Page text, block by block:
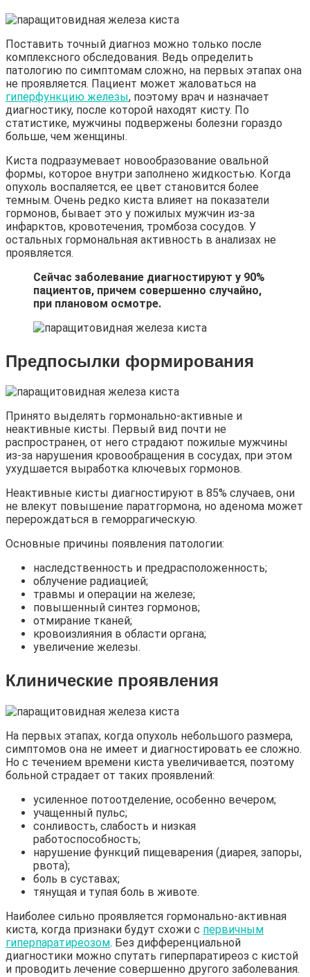
Поставить точный диагноз можно только после
комплексного обследования. Ведь определить
патологию по симптомам сложно, на первых этапах она
не проявляется. Пациент может жаловаться на
гиперфункцию железы, поэтому врач и назначает
диагностику, после которой находят кисту. По
статистике, мужчины подвержены болезни гораздо
больше, чем женщины.
Киста подразумевает новообразование овальной
формы, которое внутри заполнено жидкостью. Когда
опухоль воспаляется, ее цвет становится более
темным. Очень редко киста влияет на показатели
гормонов, бывает это у пожилых мужчин из-за
инфарктов, кровотечения, тромбоза сосудов. У
остальных гормональная активность в анализах не
проявляется.
Сейчас заболевание диагностируют у 90%
пациентов, причем совершенно случайно,
при плановом осмотре.
Предпосылки формирования
Принято выделять гормонально-активные и
неактивные кисты. Первый вид почти не
распространен, от него страдают пожилые мужчины
из-за нарушения кровообращения в сосудах, при этом
ухудшается выработка ключевых гормонов.
Неактивные кисты диагностируют в 85% случаев, они
не влекут повышение паратгормона, но аденома может
перерождаться в геморрагическую.
Основные причины появления патологии:
наследственность и предрасположенность;
облучение радиацией;
травмы и операции на железе;
повышенный синтез гормонов;
отмирание тканей;
кровоизлияния в области органа;
увеличение железы.
Клинические проявления
На первых этапах, когда опухоль небольшого размера,
симптомов она не имеет и диагностировать ее сложно.
Но с течением времени киста увеличивается, поэтому
больной страдает от таких проявлений:
усиленное потоотделение, особенно вечером;
учащенный пульс;
сонливость, слабость и низкая
работоспособность;
нарушение функций пищеварения (диарея, запоры,
рвота);
боль в суставах;
тянущая и тупая боль в животе.
Наиболее сильно проявляется гормонально-активная
киста, когда признаки будут схожи с первичным
гиперпаратиреозом. Без дифференциальной
диагностики можно спутать гиперпаратиреоз с кистой
и проводить лечение совершенно другого заболевания.